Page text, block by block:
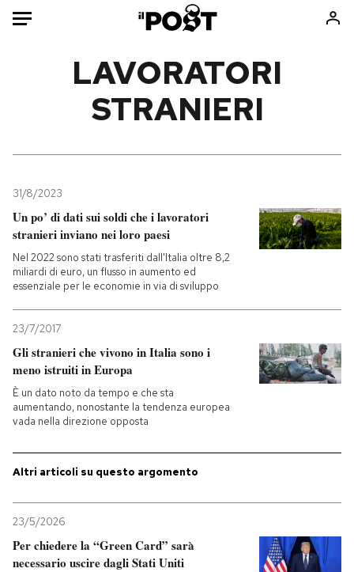
Mondo
Tecnologia
Internet
Cultura
Economia
Libri
Ok Boomer!
Altrecose
PODCAST
SHOP
LAVORATORI
STRANIERI
31/8/2023
Un po’ di dati sui soldi che i lavoratori
stranieri inviano nei loro paesi
Nel 2022 sono stati trasferiti dall'Italia oltre 8,2
miliardi di euro, un flusso in aumento ed
essenziale per le economie in via di sviluppo
23/7/2017
Gli stranieri che vivono in Italia sono i
meno istruiti in Europa
È un dato noto da tempo e che sta
aumentando, nonostante la tendenza europea
vada nella direzione opposta
Altri articoli su questo argomento
23/5/2026
Per chiedere la “Green Card” sarà
necessario uscire dagli Stati Uniti